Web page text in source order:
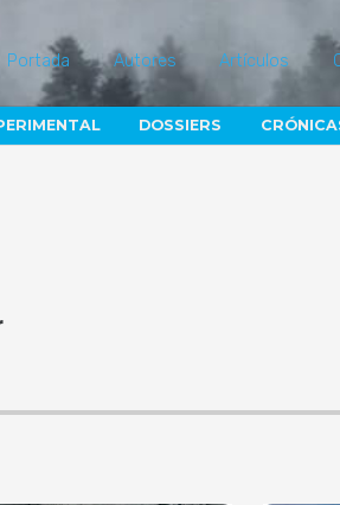
Portada Autores Artículos
DOSSIERS